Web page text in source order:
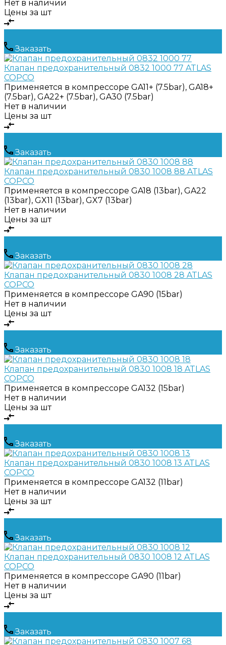
Нет в наличии
Цены за шт
Заказать
Клапан предохранительный 0832 1000 77 ATLAS
COPCO
Применяется в компрессоре GA11+ (7.5bar), GA18+
(7.5bar), GA22+ (7.5bar), GA30 (7.5bar)
Нет в наличии
Цены за шт
Заказать
Клапан предохранительный 0830 1008 88 ATLAS
COPCO
Применяется в компрессоре GA18 (13bar), GA22
(13bar), GX11 (13bar), GX7 (13bar)
Нет в наличии
Цены за шт
Заказать
Клапан предохранительный 0830 1008 28 ATLAS
COPCO
Применяется в компрессоре GA90 (15bar)
Нет в наличии
Цены за шт
Заказать
Клапан предохранительный 0830 1008 18 ATLAS
COPCO
Применяется в компрессоре GA132 (15bar)
Нет в наличии
Цены за шт
Заказать
Клапан предохранительный 0830 1008 13 ATLAS
COPCO
Применяется в компрессоре GA132 (11bar)
Нет в наличии
Цены за шт
Заказать
Клапан предохранительный 0830 1008 12 ATLAS
COPCO
Применяется в компрессоре GA90 (11bar)
Нет в наличии
Цены за шт
Заказать